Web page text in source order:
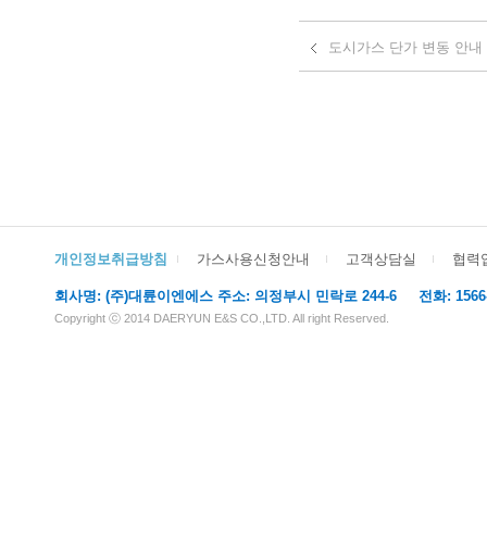
도시가스 단가 변동 안내
개인정보취급방침 가스사용신청안내 고객상담실 협력
회사명: (주)대륜이엔에스 주소: 의정부시 민락로 244-6 전화:
Copyright ⓒ 2014 DAERYUN E&S CO.,LTD. All right Reserved.